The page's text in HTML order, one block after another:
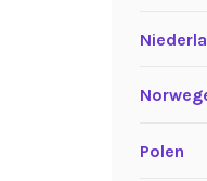
Polen